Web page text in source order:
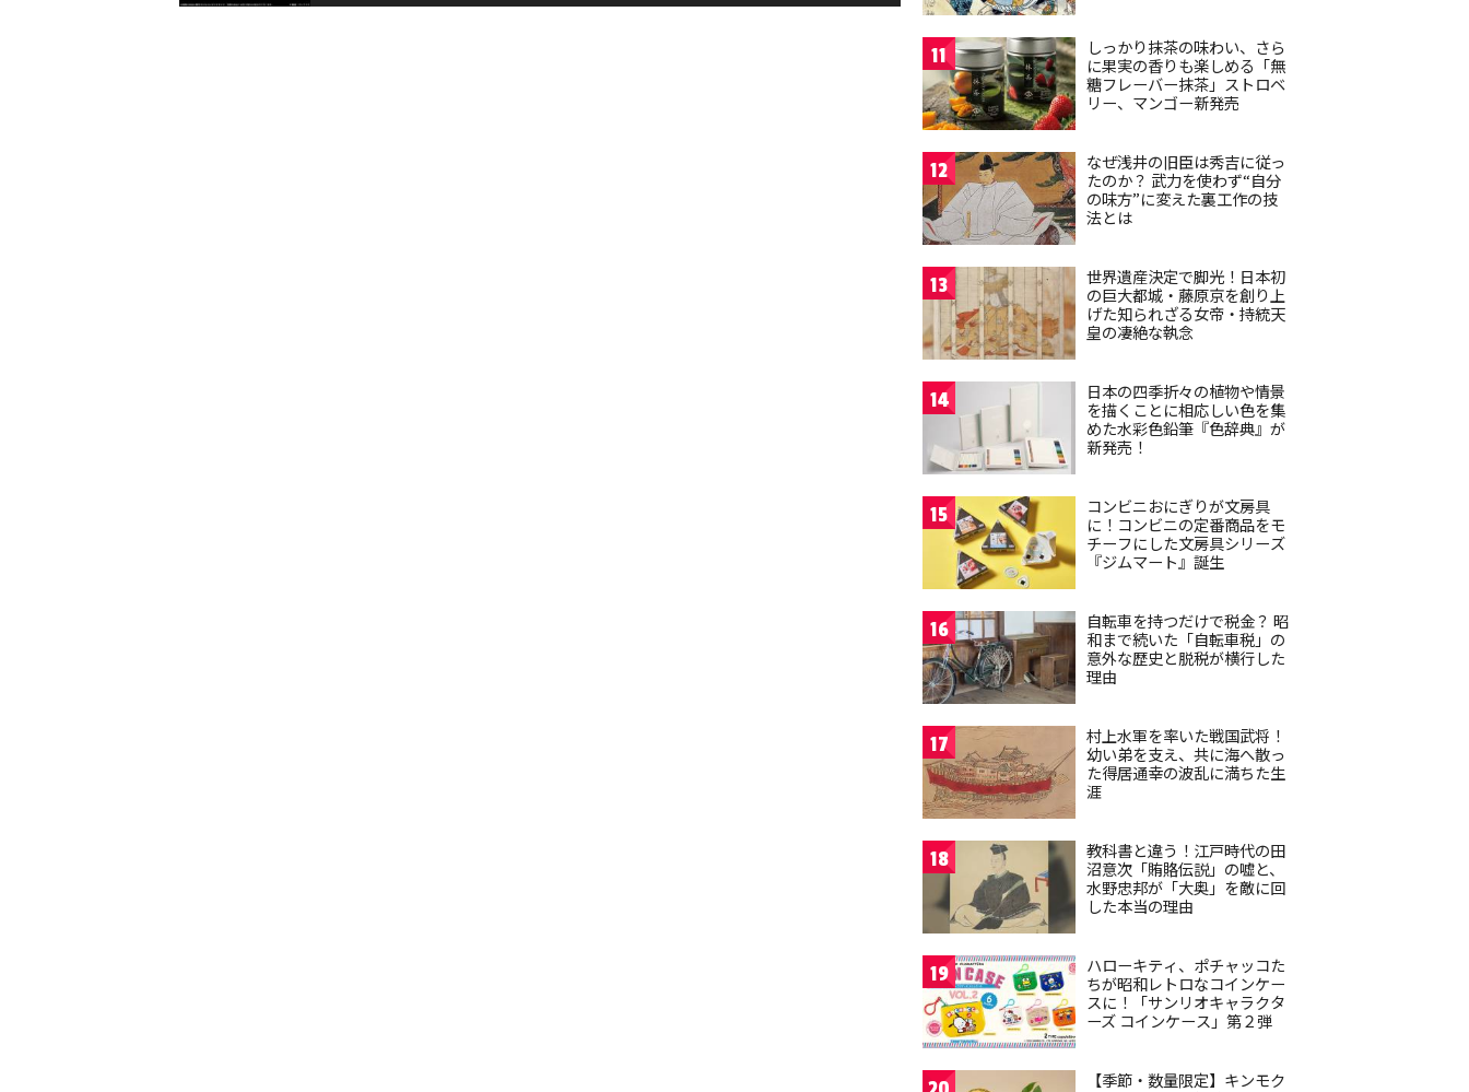
11
しっかり抹茶の味わい、さら
に果実の香りも楽しめる「無
糖フレーバー抹茶」ストロベ
リー、マンゴー新発売
12
なぜ浅井の旧臣は秀吉に従っ
たのか？ 武力を使わず“自分
の味方”に変えた裏工作の技
法とは
13
世界遺産決定で脚光！日本初
の巨大都城・藤原京を創り上
げた知られざる女帝・持統天
皇の凄絶な執念
14
日本の四季折々の植物や情景
を描くことに相応しい色を集
めた水彩色鉛筆『色辞典』が
新発売！
15
コンビニおにぎりが文房具
に！コンビニの定番商品をモ
チーフにした文房具シリーズ
『ジムマート』誕生
16
自転車を持つだけで税金？ 昭
和まで続いた「自転車税」の
意外な歴史と脱税が横行した
理由
17
村上水軍を率いた戦国武将！
幼い弟を支え、共に海へ散っ
た得居通幸の波乱に満ちた生
涯
18
教科書と違う！江戸時代の田
沼意次「賄賂伝説」の嘘と、
水野忠邦が「大奥」を敵に回
した本当の理由
19
ハローキティ、ポチャッコた
ちが昭和レトロなコインケー
スに！「サンリオキャラクタ
ーズ コインケース」第２弾
【季節・数量限定】キンモク